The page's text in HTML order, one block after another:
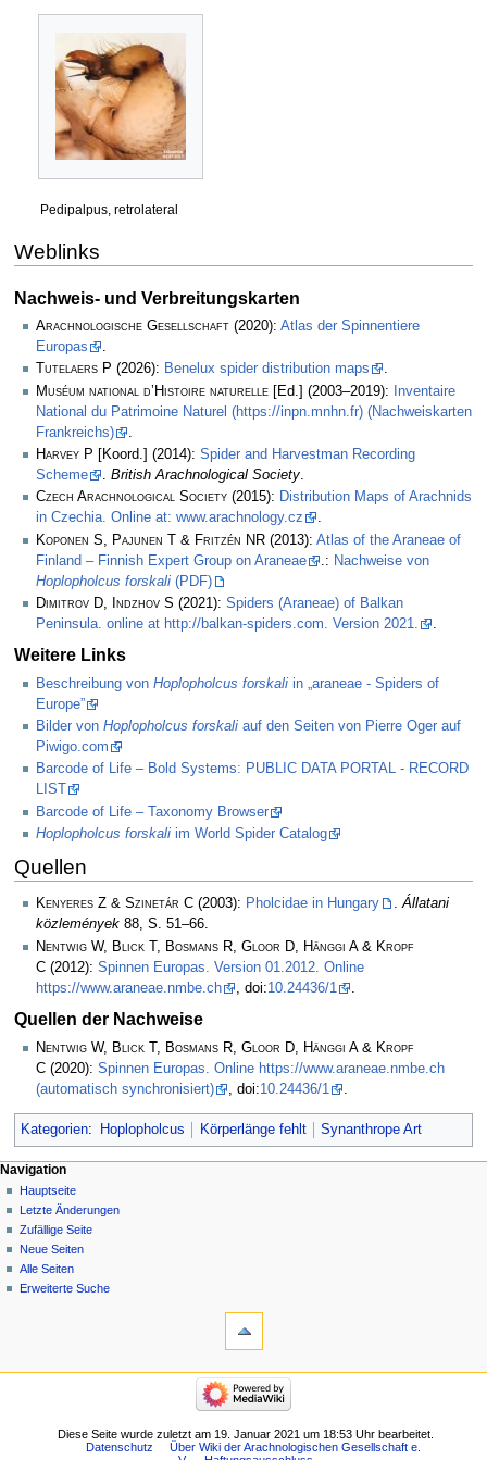
Pedipalpus, retrolateral
Weblinks
Nachweis- und Verbreitungskarten
Arachnologische Gesellschaft (2020): Atlas der Spinnentiere
Europas
.
Tutelaers P (2026): Benelux spider distribution maps
.
Muséum national d’Histoire naturelle [Ed.] (2003–2019):
Inventaire
National du Patrimoine Naturel (https://inpn.mnhn.fr) (Nachweiskarten
Frankreichs)
Harvey P [Koord.] (2014): Spider and Harvestman Recording
Scheme
. British Arachnological Society.
Czech Arachnological Society (2015): Distribution Maps of Arachnids
in Czechia. Online at: www.arachnology.cz
.
Koponen S, Pajunen T & Fritzén NR (2013): Atlas of the Araneae of
Finland – Finnish Expert Group on Araneae
.: Nachweise von
Hoplopholcus forskali (PDF)
Dimitrov D, Indzhov S (2021): Spiders (Araneae) of Balkan
Peninsula. online at http://balkan-spiders.com. Version 2021.
Weitere Links
Beschreibung von Hoplopholcus forskali in „araneae - Spiders of
Europe”
Bilder von Hoplopholcus forskali auf den Seiten von Pierre Oger auf
Piwigo.com
Barcode of Life – Bold Systems: PUBLIC DATA PORTAL - RECORD
LIST
Barcode of Life – Taxonomy Browser
Hoplopholcus forskali im World Spider Catalog
Quellen
Kenyeres Z & Szinetár C (2003): Pholcidae in Hungary .Állatani
közlemények 88, S. 51–66.
Nentwig W, Blick T, Bosmans R, Gloor D, Hänggi A & Kropf
C (2012): Spinnen Europas. Version 01.2012. Online
https://www.araneae.nmbe.ch
, doi:10.24436/1
Quellen der Nachweise
Nentwig W, Blick T, Bosmans R, Gloor D, Hänggi A & Kropf
C (2020): Spinnen Europas. Online https://www.araneae.nmbe.ch
(automatisch synchronisiert)
, doi:10.24436/1
Kategorien: Hoplopholcus Körperlänge fehlt Synanthrope Art
Navigation
Hauptseite
Letzte Änderungen
Zufällige Seite
Neue Seiten
Alle Seiten
Erweiterte Suche
Diese Seite wurde zuletzt am 19. Januar 2021 um 18:53 Uhr bearbeitet.
Datenschutz
Über Wiki der Arachnologischen Gesellschaft e.